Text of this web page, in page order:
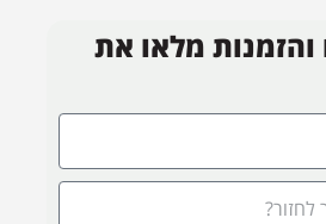
והזמנות מלאו את